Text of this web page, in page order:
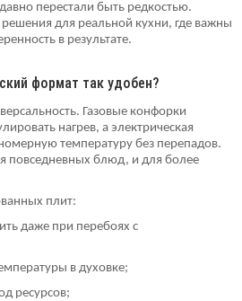
перестали быть редкостью.
для реальной кухни, где важны
в результате.
формат так удобен?
Газовые конфорки
нагрев, а электрическая
температуру без перепадов.
повседневных блюд, и для более
плит:
даже при перебоях с
в духовке;
ресурсов;